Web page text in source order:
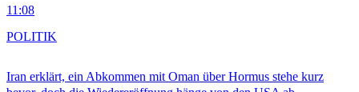
11:08
Iran erklärt, ein Abkommen mit Oman über Hormus stehe kurz
POLITIK